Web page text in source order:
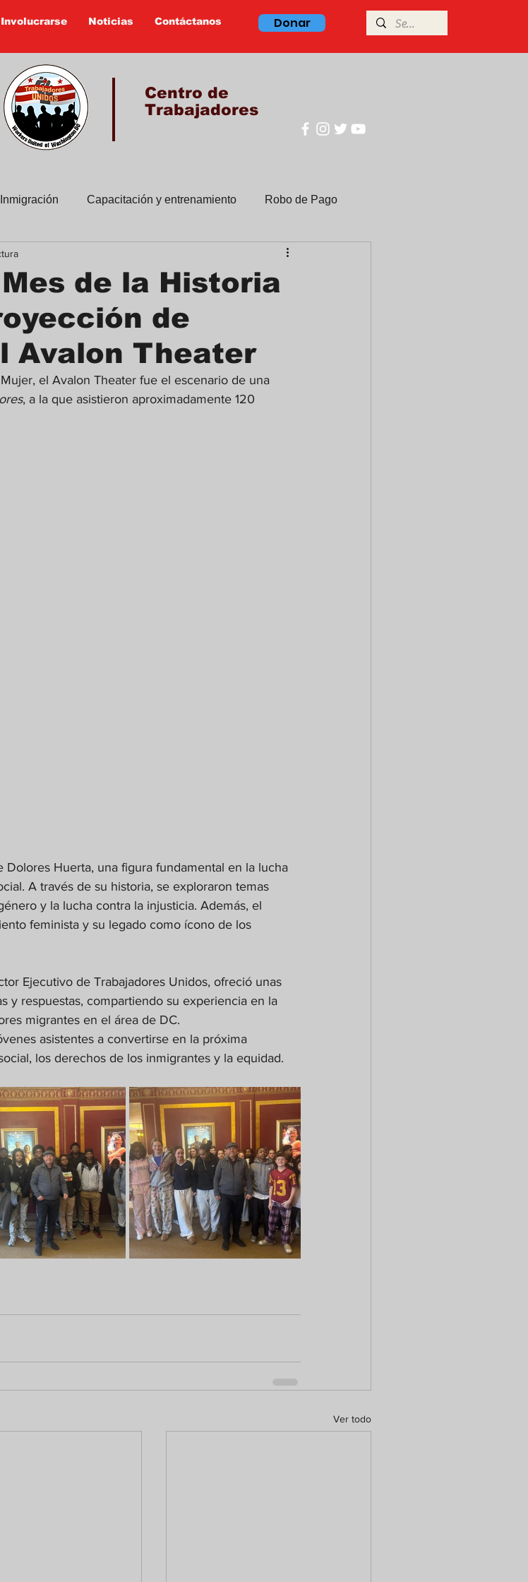
Involucrarse Noticias Contáctanos Donar
Centro de
Trabajadores
Inmigración Capacitación y entrenamiento Robo de Pago
viejos Clases de ingles
de la Historia
de
Avalon Theater
el Avalon Theater fue el escenario de una
, a la que asistieron aproximadamente 120
Dolores Huerta, una figura fundamental en la lucha
A través de su historia, se exploraron temas
y la lucha contra la injusticia. Además, el
feminista y su legado como ícono de los
Ejecutivo de Trabajadores Unidos, ofreció unas
y respuestas, compartiendo su experiencia en la
migrantes en el área de DC.
asistentes a convertirse en la próxima
los derechos de los inmigrantes y la equidad.
Ver todo